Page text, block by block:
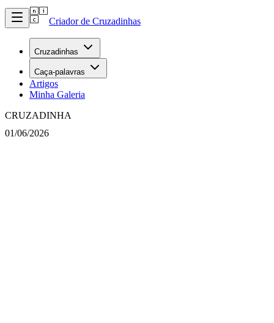
Criador de Cruzadinhas
Cruzadinhas
Caça-palavras
Artigos
Minha Galeria
CRUZADINHA
01/06/2026